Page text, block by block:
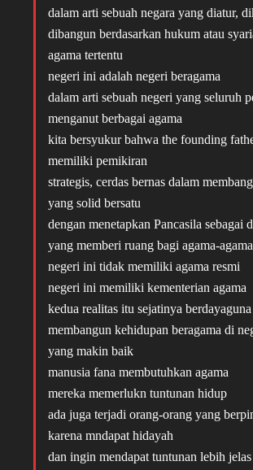
dalam arti sebuah negara yang diatur,
dibangun berdasarkan hukum atau
agama tertentu
negeri ini adalah negeri beragama
dalam arti sebuah negeri yang seluruh
menganut berbagai agama
kita bersyukur bahwa the founding
memiliki pemikiran
strategis, cerdas bernas dalam
yang solid bersatu
dengan menetapkan Pancasila sebagai
yang memberi ruang bagi agama-agama
negeri ini tidak memiliki agama resmi
negeri ini memiliki kementerian agama
kedua realitas itu sejatinya
membangun kehidupan beragama di
yang makin baik
manusia fana membutuhkan agama
mereka memerlukn tuntunan hidup
ada juga terjadi orang-orang yang
karena mndapat hidayah
dan ingin mendapat tuntunan lebih jelas